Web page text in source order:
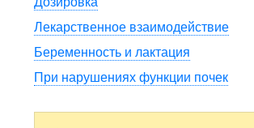
Лекарственное взаимодействие
Беременность и лактация
При нарушениях функции почек